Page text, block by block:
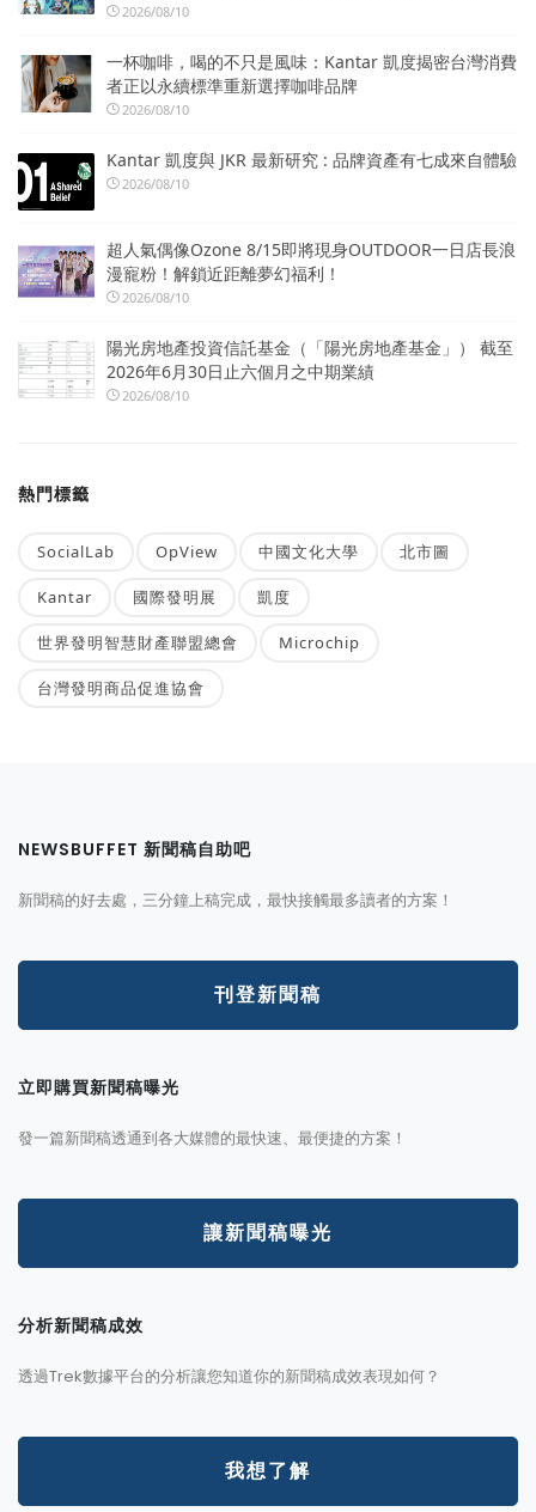
2026/08/10
一杯咖啡，喝的不只是風味：Kantar 凱度揭密台灣消費
者正以永續標準重新選擇咖啡品牌
2026/08/10
Kantar 凱度與 JKR 最新研究 : 品牌資產有七成來自體驗
2026/08/10
超人氣偶像Ozone 8/15即將現身OUTDOOR一日店長浪
漫寵粉！解鎖近距離夢幻福利！
2026/08/10
陽光房地產投資信託基金（「陽光房地產基金」） 截至
2026年6月30日止六個月之中期業績
2026/08/10
熱門標籤
SocialLab OpView 中國文化大學 北市圖
Kantar 國際發明展 凱度
世界發明智慧財產聯盟總會 Microchip
台灣發明商品促進協會
NEWSBUFFET 新聞稿自助吧
新聞稿的好去處，三分鐘上稿完成，最快接觸最多讀者的方案！
刊登新聞稿
立即購買新聞稿曝光
發一篇新聞稿透通到各大媒體的最快速、最便捷的方案！
讓新聞稿曝光
分析新聞稿成效
透過Trek數據平台的分析讓您知道你的新聞稿成效表現如何？
我想了解